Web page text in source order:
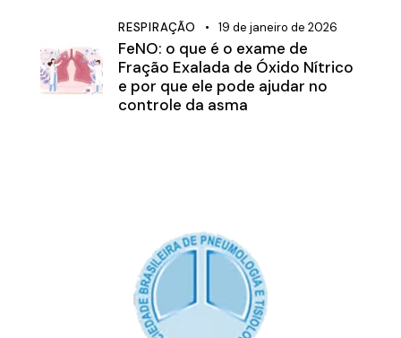
RESPIRAÇÃO 19 de janeiro de 2026
FeNO: o que é o exame de
Fração Exalada de Óxido Nítrico
e por que ele pode ajudar no
controle da asma